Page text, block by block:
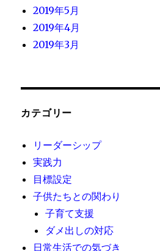
2019年5月
2019年4月
2019年3月
カテゴリー
リーダーシップ
実践力
目標設定
子供たちとの関わり
子育て支援
ダメ出しの対応
日常生活での気づき